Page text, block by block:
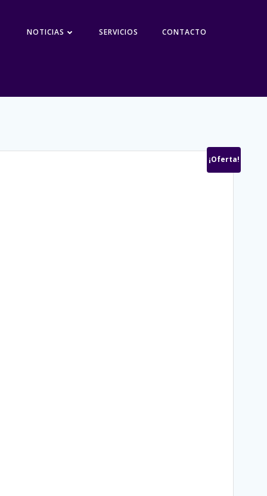
NOTICIAS SERVICIOS CONTACTO
¡Oferta!